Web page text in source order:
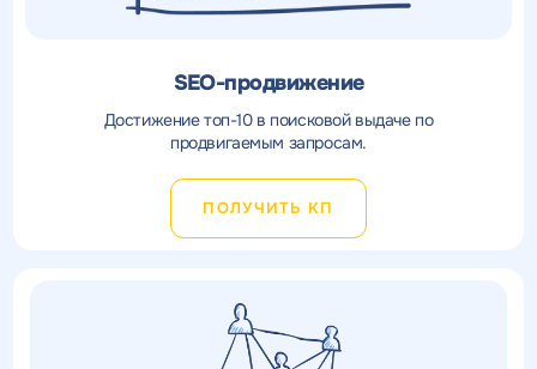
SEO-продвижение
Достижение топ-10 в поисковой выдаче по
продвигаемым запросам.
ПОЛУЧИТЬ КП